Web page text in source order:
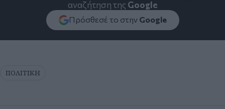
αναζήτηση της Google
Πρόσθεσέ το στην Google
ΠΟΛΙΤΙΚΗ